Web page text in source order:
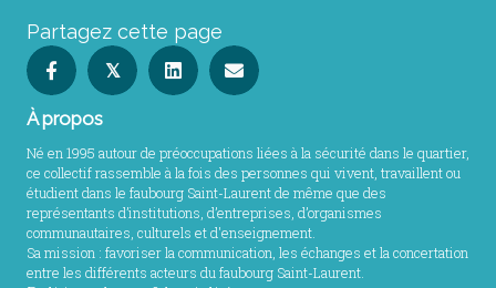
Partagez cette page
𝕏
À propos
Né en 1995 autour de préoccupations liées à la sécurité dans le quartier,
ce collectif rassemble à la fois des personnes qui vivent, travaillent ou
étudient dans le faubourg Saint-Laurent de même que des
représentants d’institutions, d’entreprises, d’organismes
communautaires, culturels et d'enseignement.
Sa mission : favoriser la communication, les échanges et la concertation
entre les différents acteurs du faubourg Saint-Laurent.